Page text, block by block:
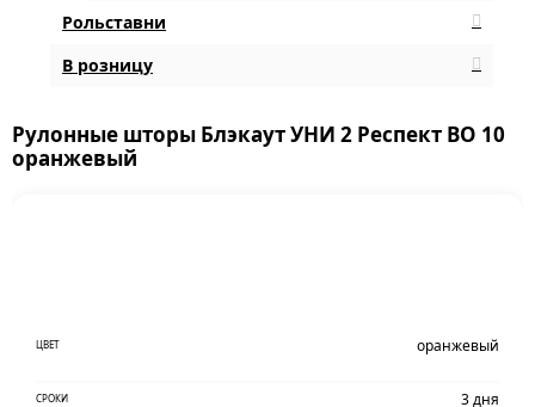
Рольставни
В розницу
Рулонные шторы Блэкаут УНИ 2 Респект BO 10
оранжевый
ЦВЕТ оранжевый
СРОКИ 3 дня